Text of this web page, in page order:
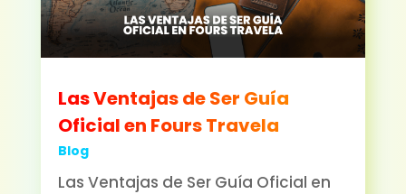
Las Ventajas de Ser Guía
Oficial en Fours Travela
Blog
Las Ventajas de Ser Guía Oficial en